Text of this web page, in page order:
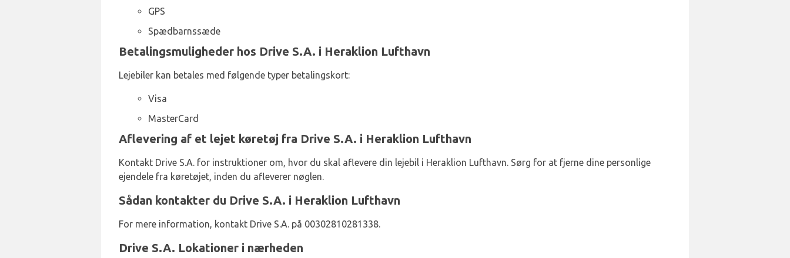
GPS
Spædbarnssæde
Betalingsmuligheder hos Drive S.A. i Heraklion Lufthavn
Lejebiler kan betales med følgende typer betalingskort:
Visa
MasterCard
Aflevering af et lejet køretøj fra Drive S.A. i Heraklion Lufthavn
Kontakt Drive S.A. for instruktioner om, hvor du skal aflevere din lejebil i Heraklion Lufthavn. Sørg for at fjerne dine personlige
ejendele fra køretøjet, inden du afleverer nøglen.
Sådan kontakter du Drive S.A. i Heraklion Lufthavn
For mere information, kontakt Drive S.A. på 00302810281338.
Drive S.A. Lokationer i nærheden